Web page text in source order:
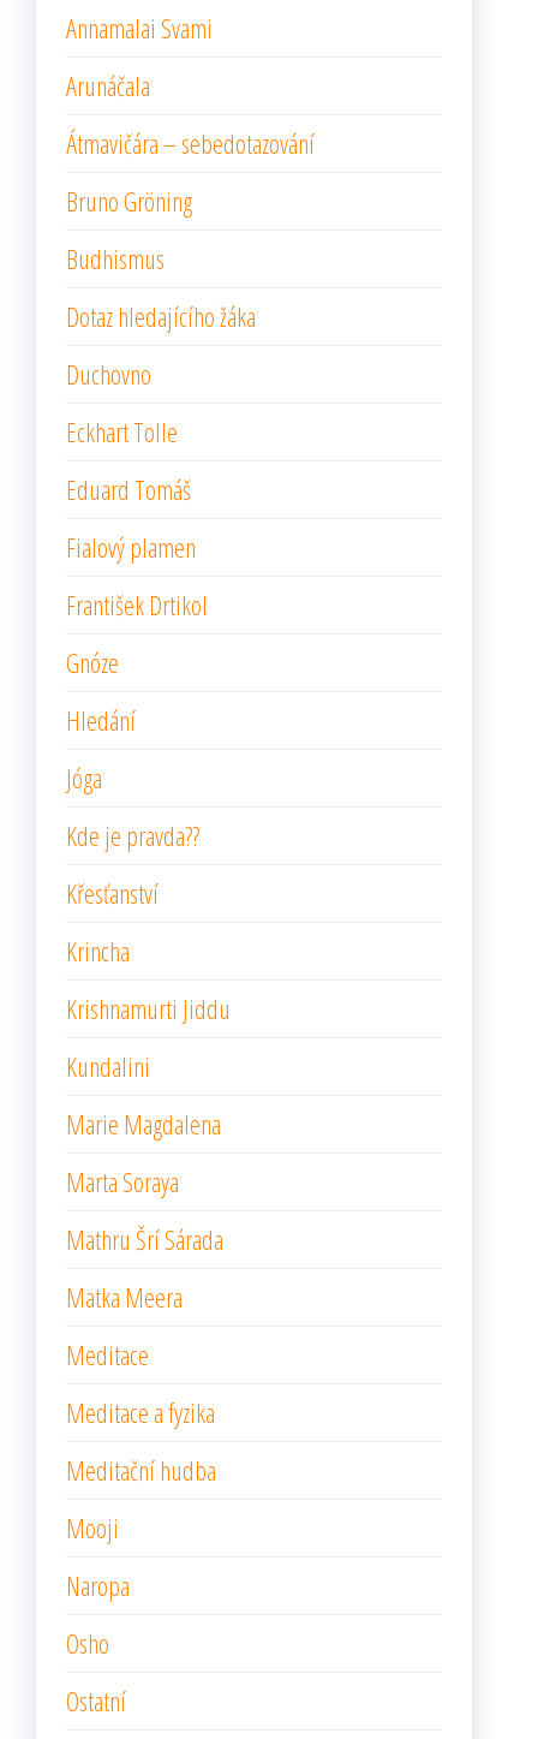
Annamalai Svami
Arunáčala
Átmavičára – sebedotazování
Bruno Gröning
Budhismus
Dotaz hledajícího žáka
Duchovno
Eckhart Tolle
Eduard Tomáš
Fialový plamen
František Drtikol
Gnóze
Hledání
Jóga
Kde je pravda??
Křesťanství
Krincha
Krishnamurti Jiddu
Kundalini
Marie Magdalena
Marta Soraya
Mathru Šrí Sárada
Matka Meera
Meditace
Meditace a fyzika
Meditační hudba
Mooji
Naropa
Osho
Ostatní